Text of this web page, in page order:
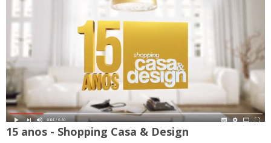
15 anos - Shopping Casa & Design